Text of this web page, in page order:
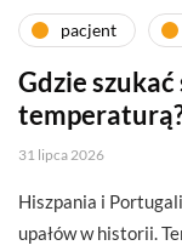
pacjent
Gdzie
31 lipca 2026
Hiszpania i
upałów w historii.